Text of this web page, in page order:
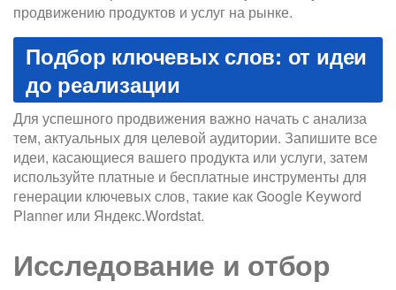
продвижению продуктов и услуг на рынке.
Подбор ключевых слов: от идеи
до реализации
Для успешного продвижения важно начать с анализа
тем, актуальных для целевой аудитории. Запишите все
идеи, касающиеся вашего продукта или услуги, затем
используйте платные и бесплатные инструменты для
генерации ключевых слов, такие как Google Keyword
Planner или Яндекс.Wordstat.
Исследование и отбор